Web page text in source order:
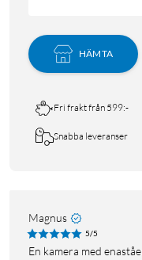
HÄMTA
Fri frakt från 599:-
Snabba leveranser
Magnus
5/5
En kamera med enastående prestanda. Mycket bra bild och